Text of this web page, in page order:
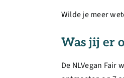
Wilde je meer
Was jij er
De NLVegan